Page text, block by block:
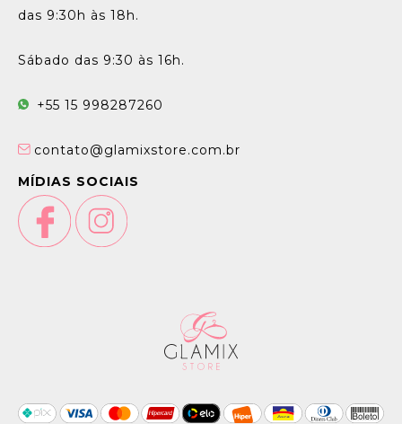
das 9:30h às 18h.
Sábado das 9:30 às 16h.
+55 15 998287260
contato@glamixstore.com.br
MÍDIAS SOCIAIS